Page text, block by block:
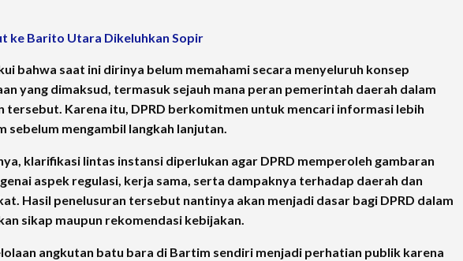
ke Barito Utara Dikeluhkan Sopir
bahwa saat ini dirinya belum memahami secara menyeluruh konsep
yang dimaksud, termasuk sejauh mana peran pemerintah daerah dalam
tersebut. Karena itu, DPRD berkomitmen untuk mencari informasi lebih
sebelum mengambil langkah lanjutan.
klarifikasi lintas instansi diperlukan agar DPRD memperoleh gambaran
aspek regulasi, kerja sama, serta dampaknya terhadap daerah dan
Hasil penelusuran tersebut nantinya akan menjadi dasar bagi DPRD dalam
sikap maupun rekomendasi kebijakan.
angkutan batu bara di Bartim sendiri menjadi perhatian publik karena